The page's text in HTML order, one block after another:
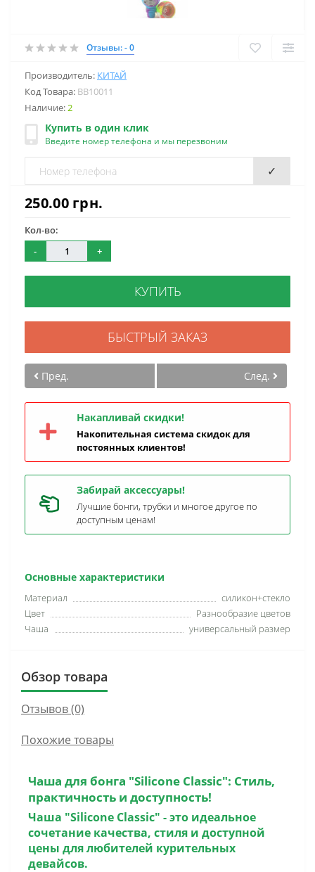
Отзывы: - 0
Производитель: КИТАЙ
Код Товара: BB10011
Наличие:2
Купить в один клик
Введите номер телефона и мы перезвоним
✓
Основные характеристики
Материал
силикон+стекло
Цвет
Разнообразие цветов
Чаша
универсальный размер
250.00 грн.
Кол-во:
-
+
КУПИТЬ
БЫСТРЫЙ ЗАКАЗ
Пред. След.
Накапливай скидки!
Накопительная система скидок для
постоянных клиентов!
Забирай аксессуары!
Лучшие бонги, трубки и многое другое по
доступным ценам!
Обзор товара
Отзывов (0)
Похожие товары
Чаша для бонга "Silicone Classic": Стиль,
практичность и доступность!
Чаша "Silicone Classic" - это идеальное
сочетание качества, стиля и доступной
цены для любителей курительных
девайсов.